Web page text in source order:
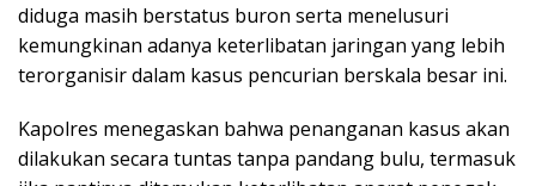
diduga masih berstatus buron serta menelusuri
kemungkinan adanya keterlibatan jaringan yang lebih
terorganisir dalam kasus pencurian berskala besar ini.
Kapolres menegaskan bahwa penanganan kasus akan
dilakukan secara tuntas tanpa pandang bulu, termasuk